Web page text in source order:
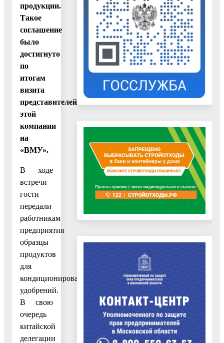
продукции.
Такое
соглашение
было
достигнуто
по
итогам
визита
представителей
этой
компании
на
«ВМУ».
В ходе
встречи
гости
передали
работникам
предприятия
образцы
продуктов
для
кондиционирования
удобрений.
В свою
очередь
китайской
делегации